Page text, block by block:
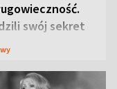
swój sekret